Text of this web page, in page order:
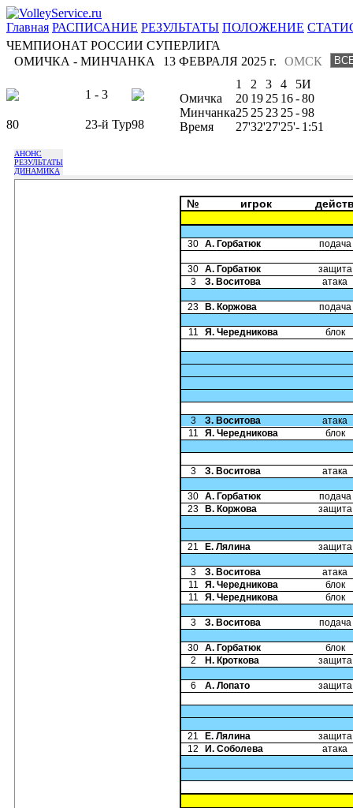
Главная РАСПИСАНИЕ РЕЗУЛЬТАТЫ ПОЛОЖЕНИЕ
ЧЕМПИОНАТ РОССИИ СУПЕРЛИГА
ОМИЧКА - МИНЧАНКА
ОМСК
13 ФЕВРАЛЯ 2025 г.
1 - 3
80 23-й Тур98
1 2 3 4 5И
Омичка
20 19 25 16-80
Минчанка25 25 23 25-98
Время
27'32'27'25'- 1:51
АНОНС
РЕЗУЛЬТАТЫ
ДИНАМИКА
№ игрок
30 А. Горбатюк подача
30 А. Горбатюк
защита
3
З. Воситова атака
23 В. Коржова подача
11 Я. Чередникова блок
3 З. Воситова
атака
11
Я. Чередникова блок
3 З. Воситова атака
30 А. Горбатюк
подача
23
В. Коржова защита
21 Е. Лялина защита
3 З. Воситова
атака
11
Я. Чередникова
блок
11
Я. Чередникова блок
3 З. Воситова подача
30 А. Горбатюк
блок
2
Н. Кроткова защита
6 А. Лопато защита
21 Е. Лялина
защита
12
И. Соболева атака